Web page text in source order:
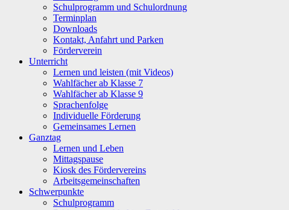
Schulprogramm und Schulordnung
Terminplan
Downloads
Kontakt, Anfahrt und Parken
Förderverein
Unterricht
Lernen und leisten (mit Videos)
Wahlfächer ab Klasse 7
Wahlfächer ab Klasse 9
Sprachenfolge
Individuelle Förderung
Gemeinsames Lernen
Ganztag
Lernen und Leben
Mittagspause
Kiosk des Fördervereins
Arbeitsgemeinschaften
Schwerpunkte
Schulprogramm